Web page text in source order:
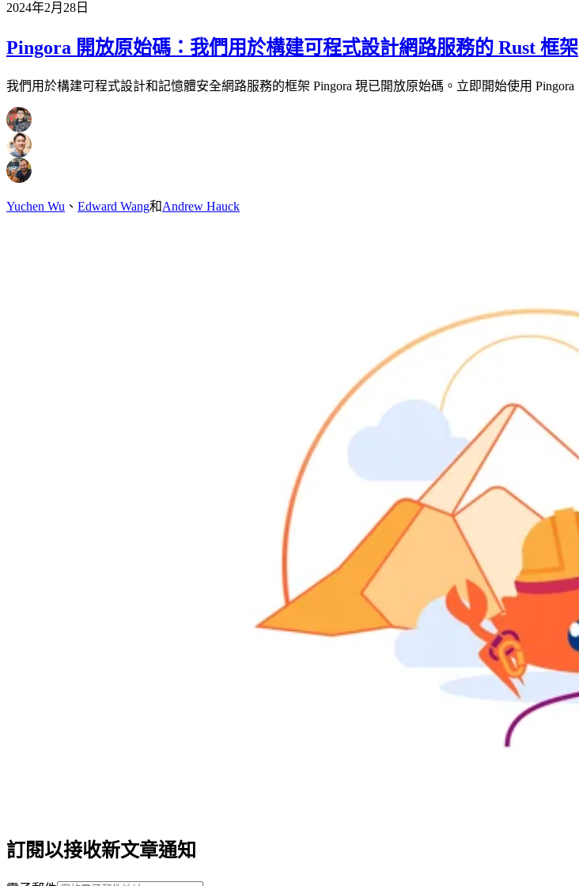
2024年2月28日
Pingora 開放原始碼：我們用於構建可程式設計網路服務的 Rust 框架
我們用於構建可程式設計和記憶體安全網路服務的框架 Pingora 現已開放原始碼。立即開始使用 Pingora
Yuchen Wu 、 Edward Wang和Andrew Hauck
訂閱以接收新文章通知